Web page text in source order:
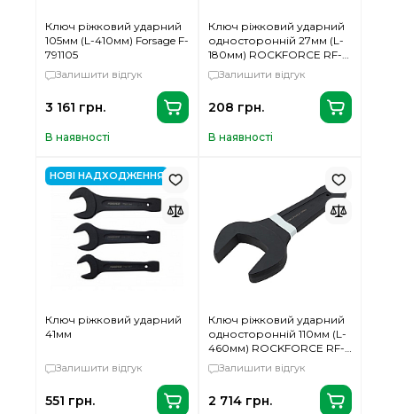
Ключ ріжковий ударний
105мм (L-410мм) Forsage F-
791105
Залишити відгук
3 161 грн.
В наявності
Ключ ріжковий ударний
односторонній 27мм (L-
180мм) ROCKFORCE RF-
79127Залишити відгук
208 грн.
В наявності
НОВІ НАДХОДЖЕННЯ
Ключ ріжковий ударний
41мм
Залишити відгук
551 грн.
Ключ ріжковий ударний
односторонній 110мм (L-
460мм) ROCKFORCE RF-
791110Залишити відгук
2 714 грн.